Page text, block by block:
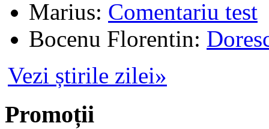
Marius: Comentariu test
Bocenu Florentin:
Vezi știrile zilei»
Promoții